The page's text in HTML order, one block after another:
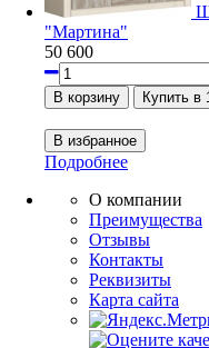
"Мартина"
50 600
Подробнее
О компании
Преимущества
Отзывы
Контакты
Реквизиты
Карта сайта